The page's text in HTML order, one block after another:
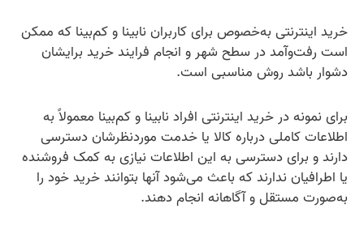
خرید اینترنتی به‌خصوص برای کاربران نابینا و کم‌بینا که ممکن
است رفت‌وآمد در سطح شهر و انجام فرایند خرید برایشان
دشوار باشد روش مناسبی است.
برای نمونه در خرید اینترنتی افراد نابینا و کم‌بینا معمولاً به
اطلاعات کاملی درباره کالا یا خدمت موردنظرشان دسترسی
دارند و برای دسترسی به این اطلاعات نیازی به کمک فروشنده
یا اطرافیان ندارند که باعث می‌شود آنها بتوانند خرید خود را
به‌صورت مستقل و آگاهانه انجام دهند.